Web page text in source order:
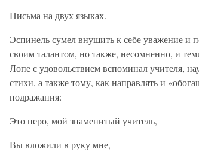
Письма на двух языках.
Эспинель сумел внушить к себе уважение и
своим талантом, но также, несомненно, и
Лопе с удовольствием вспоминал учителя,
стихи, а также тому, как направлять и
подражания:
Это перо, мой знаменитый учитель,
Вы вложили в руку мне,